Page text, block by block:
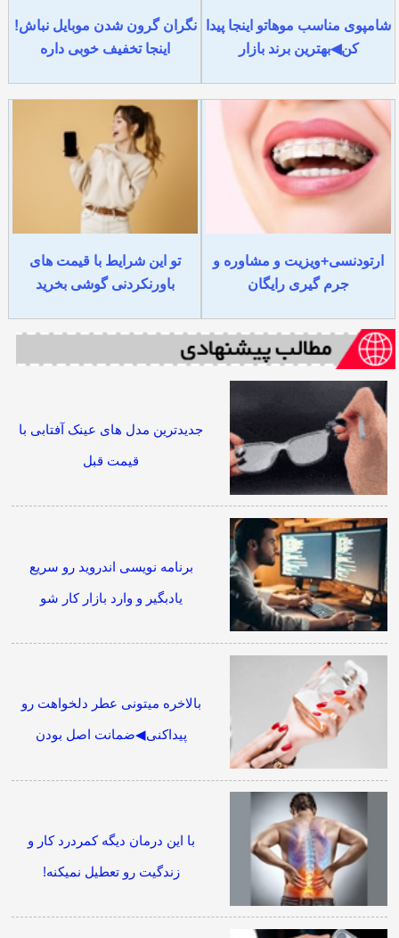
شامپوی مناسب موهاتو اینجا پیدا
کن◀بهترین برند بازار
نگران گرون شدن موبایل نباش!
اینجا تخفیف خوبی داره
ارتودنسی+ویزیت و مشاوره و
جرم گیری رایگان
تو این شرایط با قیمت های
باورنکردنی گوشی بخرید
جدیدترین مدل های عینک آفتابی با
قیمت قبل
برنامه نویسی اندروید رو سریع
یادبگیر و وارد بازار کار شو
بالاخره میتونی عطر دلخواهت رو
پیداکنی◀ضمانت اصل بودن
با این درمان دیگه کمردرد کار و
زندگیت رو تعطیل نمیکنه!